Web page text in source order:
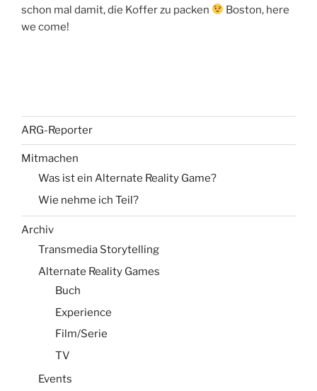
schon mal damit, die Koffer zu packen
Boston, here
we come!
ARG-Reporter
Mitmachen
Was ist ein Alternate Reality Game?
Wie nehme ich Teil?
Archiv
Transmedia Storytelling
Alternate Reality Games
Buch
Experience
Film/Serie
TV
Events